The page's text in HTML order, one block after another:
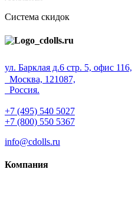
Система скидок
ул. Барклая д.6 стр. 5, офис 116,
Москва, 121087,
Россия.
+7 (495) 540 5027
+7 (800) 550 5367
info@cdolls.ru
Компания